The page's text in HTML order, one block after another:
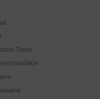
Toruń
toruńskie